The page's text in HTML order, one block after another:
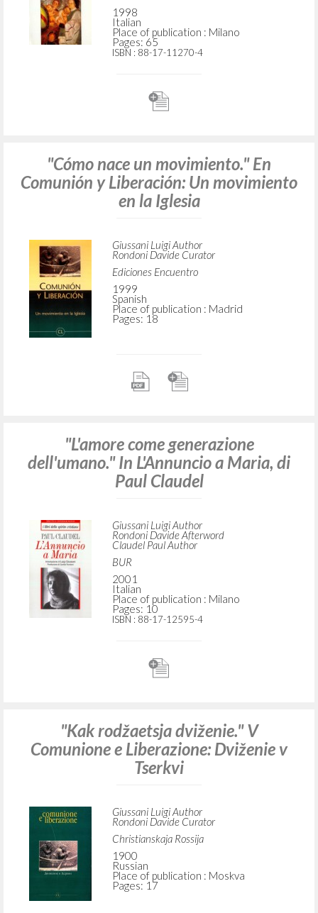
1998
Italian
Place of publication : Milano
Pages: 65
ISBN : 88-17-11270-4
"Cómo nace un movimiento." En
Comunión y Liberación: Un movimiento
en la Iglesia
Giussani Luigi Author
Rondoni Davide Curator
Ediciones Encuentro
1999
Spanish
Place of publication : Madrid
Pages: 18
"L'amore come generazione
dell'umano." In L'Annuncio a Maria, di
Paul Claudel
Giussani Luigi Author
Rondoni Davide Afterword
Claudel Paul Author
BUR
2001
Italian
Place of publication : Milano
Pages: 10
ISBN : 88-17-12595-4
"Kak rodžaetsja dviženie." V
Comunione e Liberazione: Dviženie v
Tserkvi
Giussani Luigi Author
Rondoni Davide Curator
Christianskaja Rossija
1900
Russian
Place of publication : Moskva
Pages: 17